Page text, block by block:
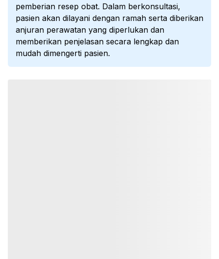
pemberian resep obat. Dalam berkonsultasi,
pasien akan dilayani dengan ramah serta diberikan
anjuran perawatan yang diperlukan dan
memberikan penjelasan secara lengkap dan
mudah dimengerti pasien.